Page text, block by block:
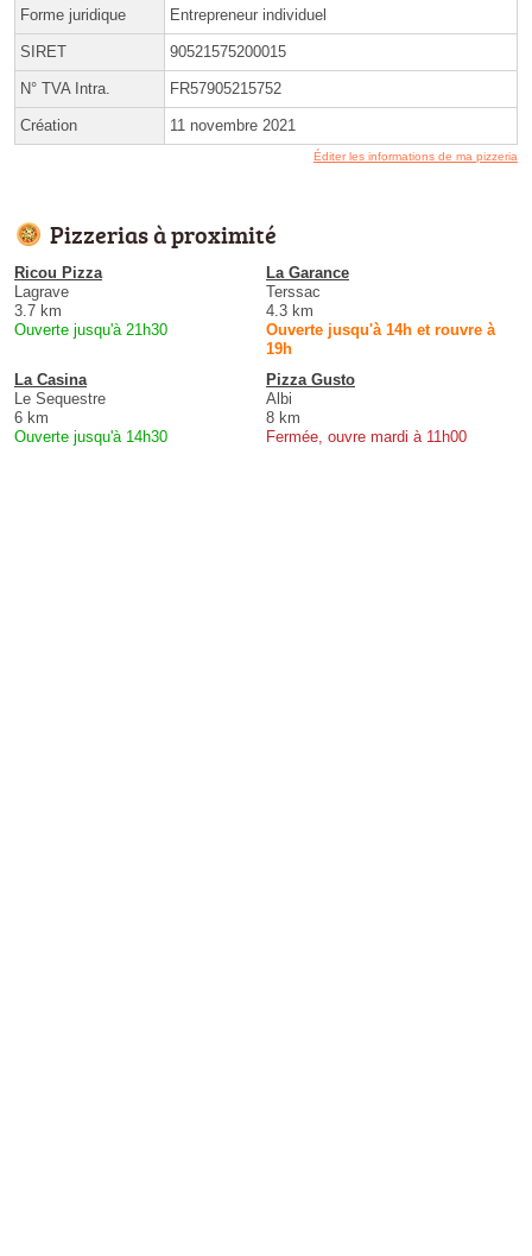
Forme juridique Entrepreneur individuel
SIRET 90521575200015
N° TVA Intra. FR57905215752
Création 11 novembre 2021
Éditer les informations de ma pizzeria
Pizzerias à proximité
Ricou Pizza
Lagrave
3.7 km
Ouverte jusqu'à 21h30
La Garance
Terssac
4.3 km
Ouverte jusqu'à 14h et rouvre à
19h
La Casina
Le Sequestre
6 km
Ouverte jusqu'à 14h30
Pizza Gusto
Albi
8 km
Fermée, ouvre mardi à 11h00